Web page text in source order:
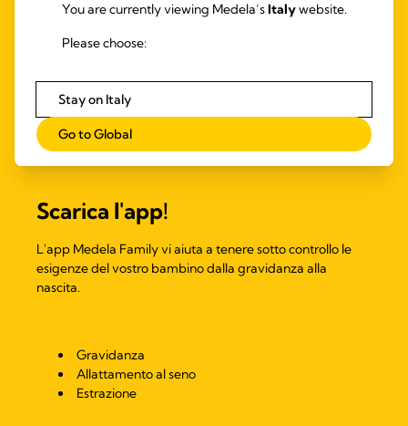
Scarica l'app!
L'app Medela Family vi aiuta a tenere sotto controllo le
esigenze del vostro bambino dalla gravidanza alla
nascita.
Gravidanza
Allattamento al seno
Estrazione
You are currently viewing Medela’sItalywebsite.
Please choose:
Stay on Italy
Go to Global